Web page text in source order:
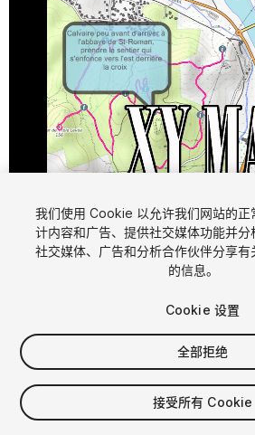
1/9
$9.99
席位
我们使用 Cookie 以允许我们网站的正
计内容和广告、提供社交媒体功能并分
社交媒体、广告和分析合作伙伴分享
的信息。
Cookie 设置
全部拒绝
接受所有 Cookie